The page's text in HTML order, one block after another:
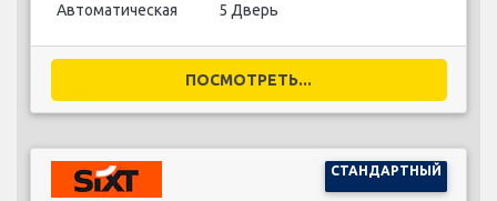
Автоматическая 5 Дверь
ПОСМОТРЕТЬ...
СТАНДАРТНЫЙ